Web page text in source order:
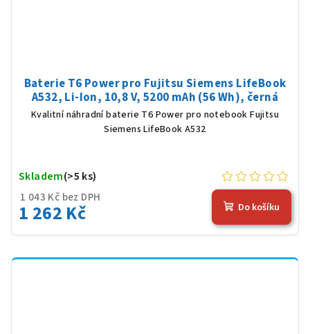
Baterie T6 Power pro Fujitsu Siemens LifeBook
A532, Li-Ion, 10,8 V, 5200 mAh (56 Wh), černá
Kvalitní náhradní baterie T6 Power pro notebook Fujitsu
Siemens LifeBook A532
1 043 Kč bez DPH
1 262 Kč
Skladem(>5 ks)
Do košíku